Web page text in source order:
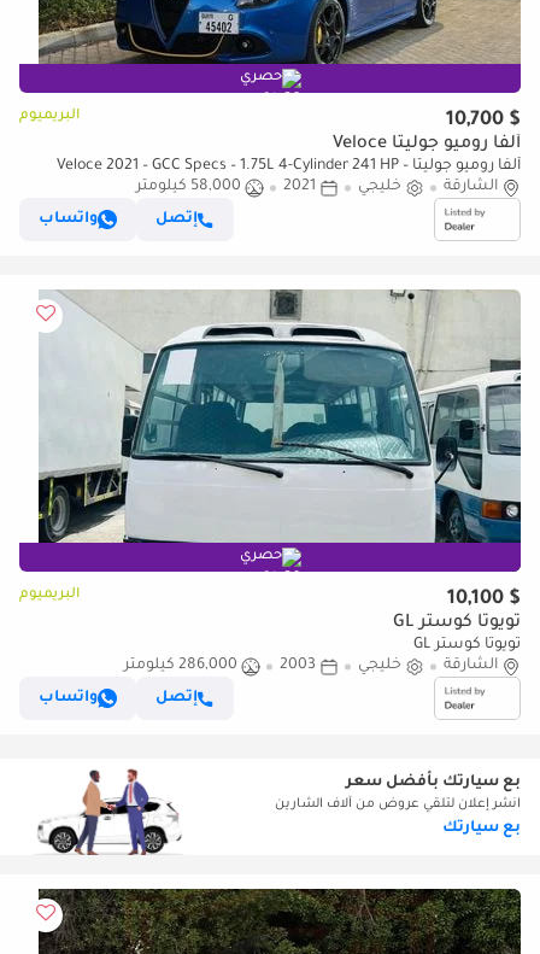
حصري
$ 10,700 البريميوم
ألفا روميو جوليتا Veloce
ألفا روميو جوليتا Veloce 2021 – GCC Specs – 1.75L 4-Cylinder 241 HP –
Perfect Condition
الشارقة خليجي 2021
58,000 كيلومتر
إتصل
واتساب
حصري
$ 10,100 البريميوم
تويوتا كوستر GL
تويوتا كوستر GL
الشارقة
خليجي 2003
286,000 كيلومتر
إتصل
واتساب
بع سيارتك بأفضل سعر
انشر إعلان لتلقي عروض من آلاف الشارين
بع سيارتك